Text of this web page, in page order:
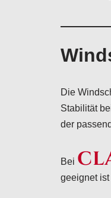
Die
Stabilität
der
Bei
geeignet